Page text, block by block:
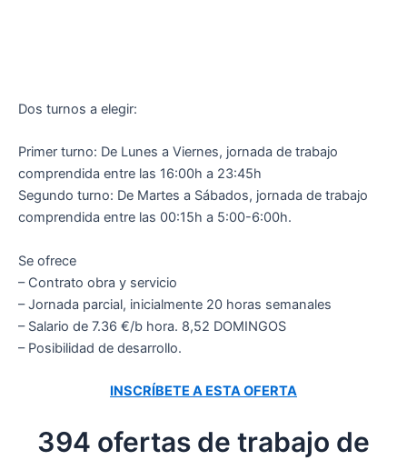
Dos turnos a elegir:
Primer turno: De Lunes a Viernes, jornada de trabajo
comprendida entre las 16:00h a 23:45h
Segundo turno: De Martes a Sábados, jornada de trabajo
comprendida entre las 00:15h a 5:00-6:00h.
Se ofrece
– Contrato obra y servicio
– Jornada parcial, inicialmente 20 horas semanales
– Salario de 7.36 €/b hora. 8,52 DOMINGOS
– Posibilidad de desarrollo.
INSCRÍBETE A ESTA OFERTA
394 ofertas de trabajo de